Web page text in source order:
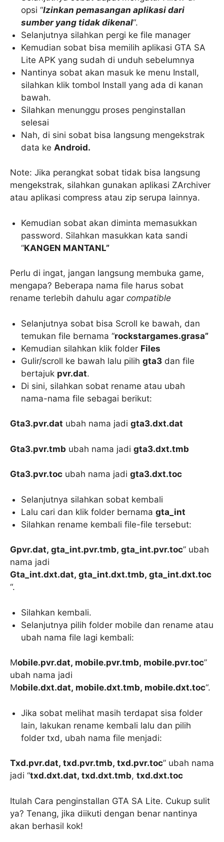
opsi “Izinkan pemasangan aplikasi dari
sumber yang tidak dikenal“.
Selanjutnya silahkan pergi ke file manager
Kemudian sobat bisa memilih aplikasi GTA SA
Lite APK yang sudah di unduh sebelumnya
Nantinya sobat akan masuk ke menu Install,
silahkan klik tombol Install yang ada di kanan
bawah.
Silahkan menunggu proses penginstallan
selesai
Nah, di sini sobat bisa langsung mengekstrak
data ke Android.
Note: Jika perangkat sobat tidak bisa langsung
mengekstrak, silahkan gunakan aplikasi ZArchiver
atau aplikasi compress atau zip serupa lainnya.
Kemudian sobat akan diminta memasukkan
password. Silahkan masukkan kata sandi
“KANGEN MANTANL”
Perlu di ingat, jangan langsung membuka game,
mengapa? Beberapa nama file harus sobat
rename terlebih dahulu agar compatible
Selanjutnya sobat bisa Scroll ke bawah, dan
temukan file bernama “rockstargames.grasa”
Kemudian silahkan klik folder Files
Gulir/scroll ke bawah lalu pilihgta3 dan file
bertajuk pvr.dat.
Di sini, silahkan sobat rename atau ubah
nama-nama file sebagai berikut:
Gta3.pvr.dat ubah nama jadi gta3.dxt.dat
Gta3.pvr.tmb ubah nama jadi gta3.dxt.tmb
Gta3.pvr.toc ubah nama jadi gta3.dxt.toc
Selanjutnya silahkan sobat kembali
Lalu cari dan klik folder bernamagta_int
Silahkan rename kembali file-file tersebut:
Gpvr.dat, gta_int.pvr.tmb, gta_int.pvr.toc” ubah
nama jadi
Gta_int.dxt.dat, gta_int.dxt.tmb, gta_int.dxt.toc
“.
Silahkan kembali.
Selanjutnya pilih folder mobile dan rename atau
ubah nama file lagi kembali:
Mobile.pvr.dat, mobile.pvr.tmb, mobile.pvr.toc”
ubah nama jadi
Mobile.dxt.dat, mobile.dxt.tmb, mobile.dxt.toc“.
Jika sobat melihat masih terdapat sisa folder
lain, lakukan rename kembali lalu dan pilih
folder txd, ubah nama file menjadi:
Txd.pvr.dat, txd.pvr.tmb, txd.pvr.toc” ubah nama
jadi “txd.dxt.dat, txd.dxt.tmb, txd.dxt.toc
Itulah Cara penginstallan GTA SA Lite. Cukup sulit
ya? Tenang, jika diikuti dengan benar nantinya
akan berhasil kok!